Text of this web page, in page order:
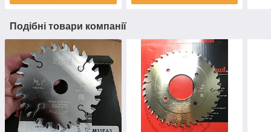
Подібні товари компанії